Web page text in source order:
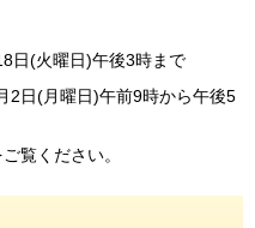
日(火曜日)午後3時まで
2日(月曜日)午前9時から午後5
覧ください。